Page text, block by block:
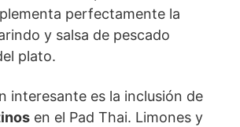
perfectamente la
y salsa de pescado
plato.
interesante es la inclusión de
en el Pad Thai. Limones y